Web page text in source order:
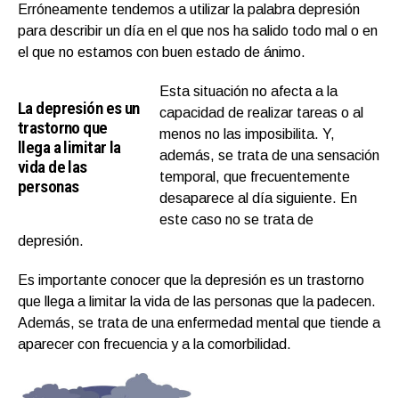
Erróneamente tendemos a utilizar la palabra depresión
para describir un día en el que nos ha salido todo mal o en
el que no estamos con buen estado de ánimo.
La depresión es un
trastorno que
llega a limitar la
vida de las
personas
Esta situación no afecta a la
capacidad de realizar tareas o al
menos no las imposibilita. Y,
además, se trata de una sensación
temporal, que frecuentemente
desaparece al día siguiente. En
este caso no se trata de
depresión.
Es importante conocer que la depresión es un trastorno
que llega a limitar la vida de las personas que la padecen.
Además, se trata de una enfermedad mental que tiende a
aparecer con frecuencia y a la comorbilidad.